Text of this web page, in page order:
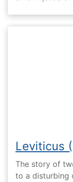
Leviticus
The story of
to a disturbing